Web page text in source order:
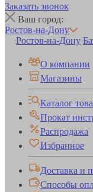
Заказать звонок
Ваш город:
Ростов-на-Дону
Ростов-на-Дону
О компании
Магазины
Каталог
Прокат
Распродажа
Избранное
Доставка и
Способы